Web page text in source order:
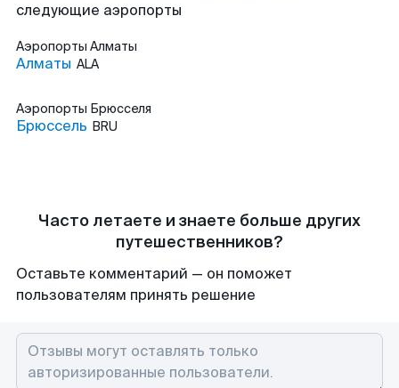
следующие аэропорты
Аэропорты Алматы
Алматы ALA
Аэропорты Брюсселя
Брюссель BRU
Часто летаете и знаете больше других
путешественников?
Оставьте комментарий — он поможет
пользователям принять решение